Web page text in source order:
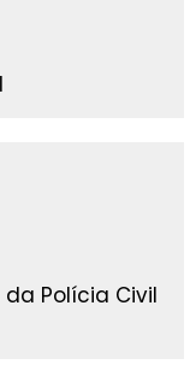
Polícia Civil